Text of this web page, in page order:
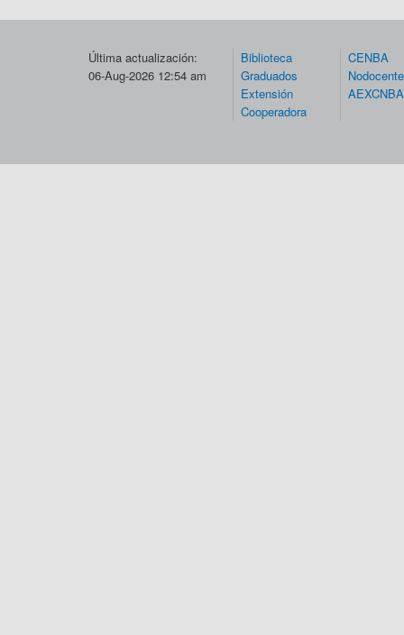
Última actualización:
06-Aug-2026 12:54 am
Biblioteca
Graduados
Extensión
Cooperadora
CENBA
AEXCNBA